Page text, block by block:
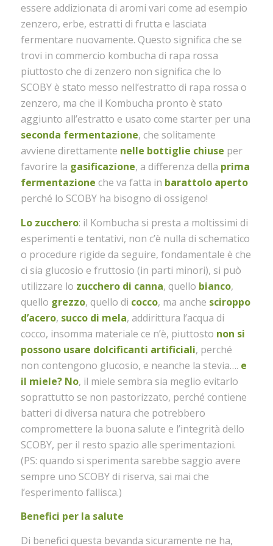
essere addizionata di aromi vari come ad esempio
zenzero, erbe, estratti di frutta e lasciata
fermentare nuovamente. Questo significa che se
trovi in commercio kombucha di rapa rossa
piuttosto che di zenzero non significa che lo
SCOBY è stato messo nell’estratto di rapa rossa o
zenzero, ma che il Kombucha pronto è stato
aggiunto all’estratto e usato come starter per una
seconda fermentazione, che solitamente
avviene direttamente nelle bottiglie chiuse per
favorire la gasificazione, a differenza della prima
fermentazione che va fatta in barattolo aperto
perché lo SCOBY ha bisogno di ossigeno!
Lo zucchero: il Kombucha si presta a moltissimi di
esperimenti e tentativi, non c’è nulla di schematico
o procedure rigide da seguire, fondamentale è che
ci sia glucosio e fruttosio (in parti minori), si può
utilizzare lo zucchero di canna, quello bianco,
quello grezzo, quello di cocco, ma anche sciroppo
d’acero, succo di mela, addirittura l’acqua di
cocco, insomma materiale ce n’è, piuttosto non si
possono usare dolcificanti artificiali, perché
non contengono glucosio, e neanche la stevia…. e
il miele? No, il miele sembra sia meglio evitarlo
soprattutto se non pastorizzato, perché contiene
batteri di diversa natura che potrebbero
compromettere la buona salute e l’integrità dello
SCOBY, per il resto spazio alle sperimentazioni.
(PS: quando si sperimenta sarebbe saggio avere
sempre uno SCOBY di riserva, sai mai che
l’esperimento fallisca.)
Benefici per la salute
Di benefici questa bevanda sicuramente ne ha,